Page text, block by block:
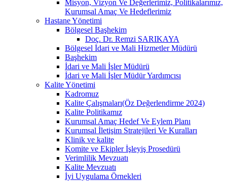
Misyon, Vizyon Ve Değerlerimiz, Politikalarımız,
Kurumsal Amaç Ve Hedeflerimiz
Hastane Yönetimi
Bölgesel Başhekim
Doç. Dr. Remzi SARIKAYA
Bölgesel İdari ve Mali Hizmetler Müdürü
Başhekim
İdari ve Mali İşler Müdürü
İdari ve Mali İşler Müdür Yardımcısı
Kalite Yönetimi
Kadromuz
Kalite Çalışmaları(Öz Değerlendirme 2024)
Kalite Politikamız
Kurumsal Amaç Hedef Ve Eylem Planı
Kurumsal İletişim Stratejileri Ve Kuralları
Klinik ve kalite
Komite ve Ekipler İşleyiş Prosedürü
Verimlilik Mevzuatı
Kalite Mevzuatı
İyi Uygulama Örnekleri